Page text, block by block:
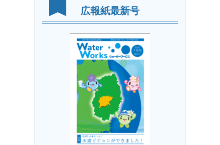
広報紙最新号